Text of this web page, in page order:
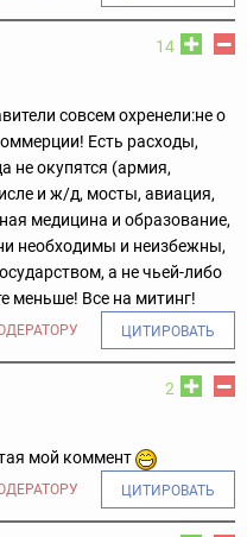
14
совсем охренели:не о
Есть расходы,
не окупятся (армия,
и ж/д, мосты, авиация,
медицина и образование,
необходимы и неизбежны,
а не чьей-либо
меньше! Все на митинг!
ЦИТИРОВАТЬ
2
мой коммент
ЦИТИРОВАТЬ